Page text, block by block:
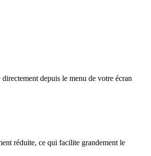
depuis le menu de votre écran
réduite, ce qui facilite grandement le